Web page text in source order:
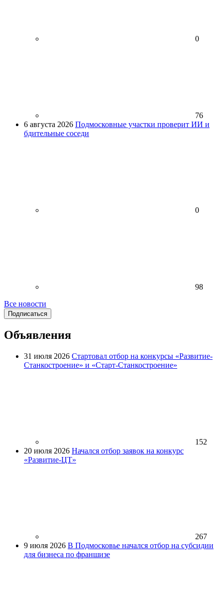
0
76
6 августа 2026 Подмосковные участки проверит ИИ и
бдительные соседи
0
98
Все новости
Подписаться
Объявления
31 июля 2026 Стартовал отбор на конкурсы «Развитие-
Станкостроение» и «Старт-Станкостроение»
152
20 июля 2026 Начался отбор заявок на конкурс
«Развитие-ЦТ»
267
9 июля 2026 В Подмосковье начался отбор на субсидии
для бизнеса по франшизе